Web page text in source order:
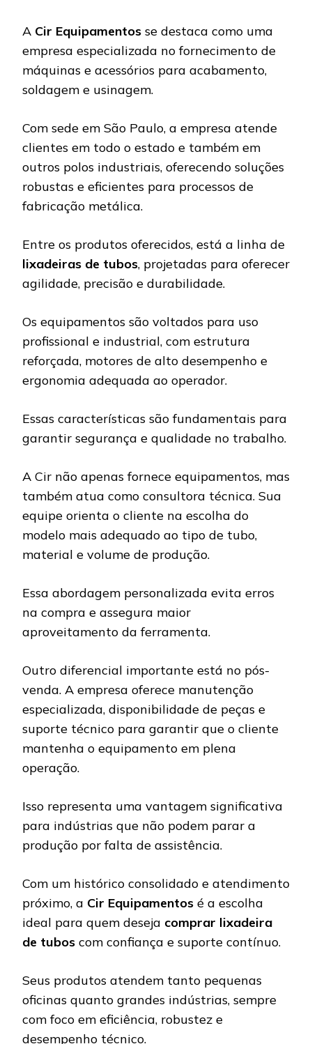
A Cir Equipamentos se destaca como uma
empresa especializada no fornecimento de
máquinas e acessórios para acabamento,
soldagem e usinagem.
Com sede em São Paulo, a empresa atende
clientes em todo o estado e também em
outros polos industriais, oferecendo soluções
robustas e eficientes para processos de
fabricação metálica.
Entre os produtos oferecidos, está a linha de
lixadeiras de tubos, projetadas para oferecer
agilidade, precisão e durabilidade.
Os equipamentos são voltados para uso
profissional e industrial, com estrutura
reforçada, motores de alto desempenho e
ergonomia adequada ao operador.
Essas características são fundamentais para
garantir segurança e qualidade no trabalho.
A Cir não apenas fornece equipamentos, mas
também atua como consultora técnica. Sua
equipe orienta o cliente na escolha do
modelo mais adequado ao tipo de tubo,
material e volume de produção.
Essa abordagem personalizada evita erros
na compra e assegura maior
aproveitamento da ferramenta.
Outro diferencial importante está no pós-
venda. A empresa oferece manutenção
especializada, disponibilidade de peças e
suporte técnico para garantir que o cliente
mantenha o equipamento em plena
operação.
Isso representa uma vantagem significativa
para indústrias que não podem parar a
produção por falta de assistência.
Com um histórico consolidado e atendimento
próximo, a Cir Equipamentos é a escolha
ideal para quem deseja comprar lixadeira
de tubos com confiança e suporte contínuo.
Seus produtos atendem tanto pequenas
oficinas quanto grandes indústrias, sempre
com foco em eficiência, robustez e
desempenho técnico.